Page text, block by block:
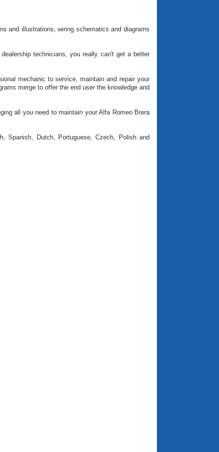
and illustrations, wiring schematics and diagrams
technicians, you really can't get a better
mechanic to service, maintain and repair your
merge to offer the end user the knowledge and
all you need to maintain your Alfa Romeo Brera
Spanish, Dutch, Portuguese, Czech, Polish and